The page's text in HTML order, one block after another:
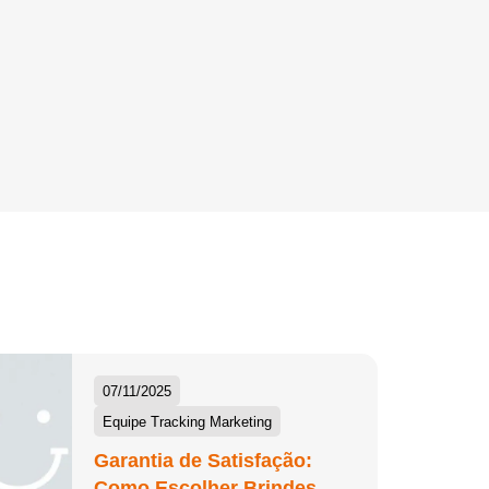
07/11/2025
Equipe Tracking Marketing
Garantia de Satisfação: